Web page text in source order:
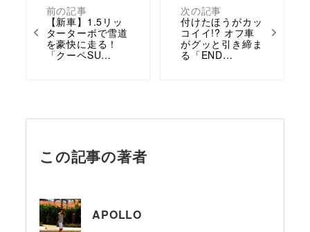
前の記事
【新車】1.5リッ
ターターボで雪道
を豪快に走る！
「クーペSU…
次の記事
付けたほうがカッ
コイイ!? オフ車
がグッと引き締ま
る「END…
この記事の著者
APOLLO